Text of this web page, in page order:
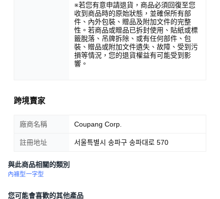
※若您有意申請退貨，商品必須回復至您
收到商品時的原始狀態，並確保所有部
件、內外包裝、贈品及附加文件的完整
性。若商品或贈品已拆封使用、貼紙或標
籤脫落、吊牌拆除、或有任何部件、包
裝、贈品或附加文件遺失、故障、受到污
損等情況，您的退貨權益有可能受到影
響。
跨境賣家
廠商名稱 Coupang Corp.
註冊地址 서울특별시 송파구 송파대로 570
與此商品相關的類別
內褲型一字型
您可能會喜歡的其他產品